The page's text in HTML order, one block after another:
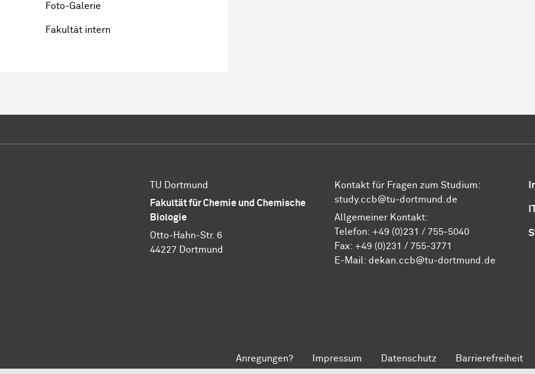
Foto-Galerie
Fakultät intern
TU Dortmund
Fakultät für Chemie und Chemische
Biologie
Otto-Hahn-Str. 6
44227 Dortmund
Kontakt für Fragen zum Studium:
study.ccb@tu-dortmund.de
Allgemeiner Kontakt:
Telefon: +49 (0)231 / 755-5040
Fax: +49 (0)231 / 755-3771
E-Mail: dekan.ccb@tu-dortmund.de
Anregungen? Impressum Datenschutz Barrierefreiheit